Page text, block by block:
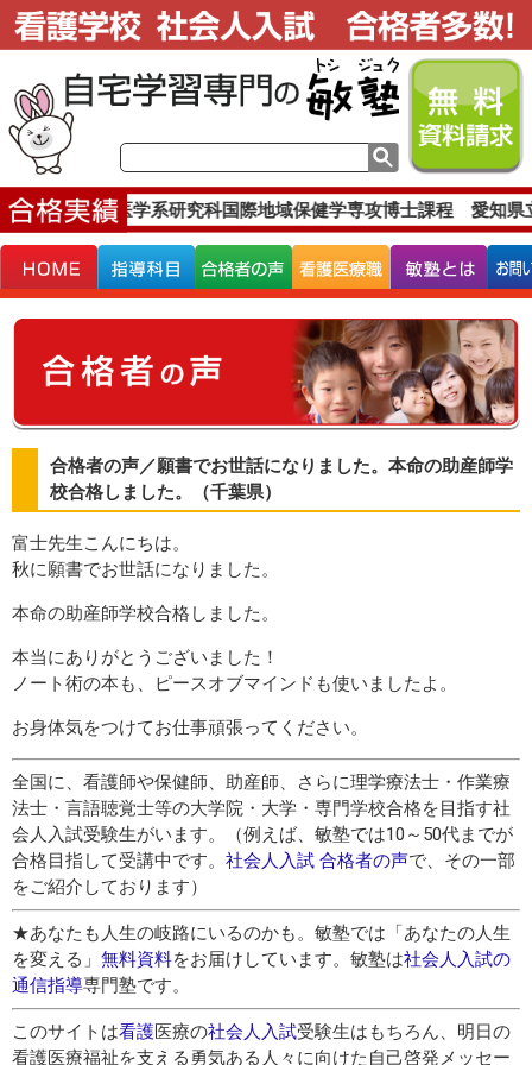
大学大学院医学系研究科国際地域保健学専攻博士課程 愛知
合格者の声／願書でお世話になりました。本命の助産師学
校合格しました。（千葉県）
富士先生こんにちは。
秋に願書でお世話になりました。
本命の助産師学校合格しました。
本当にありがとうございました！
ノート術の本も、ピースオブマインドも使いましたよ。
お身体気をつけてお仕事頑張ってください。
全国に、看護師や保健師、助産師、さらに理学療法士・作業療
法士・言語聴覚士等の大学院・大学・専門学校合格を目指す社
会人入試受験生がいます。（例えば、敏塾では10～50代までが
合格目指して受講中です。 社会人入試 合格者の声で、その一部
をご紹介しております）
★あなたも人生の岐路にいるのかも。敏塾では「あなたの人生
を変える」 無料資料をお届けしています。敏塾は社会人入試の
通信指導専門塾です。
このサイトは看護医療の社会人入試受験生はもちろん、明日の
看護医療福祉を支える勇気ある人々に向けた自己啓発メッセー